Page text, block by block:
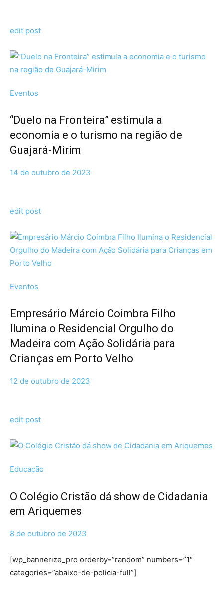
edit post
Eventos
“Duelo na Fronteira” estimula a
economia e o turismo na região de
Guajará-Mirim
14 de outubro de 2023
edit post
Eventos
Empresário Márcio Coimbra Filho
Ilumina o Residencial Orgulho do
Madeira com Ação Solidária para
Crianças em Porto Velho
12 de outubro de 2023
edit post
Educação
O Colégio Cristão dá show de Cidadania
em Ariquemes
8 de outubro de 2023
[wp_bannerize_pro orderby=”random” numbers=”1″
categories=”abaixo-de-policia-full”]